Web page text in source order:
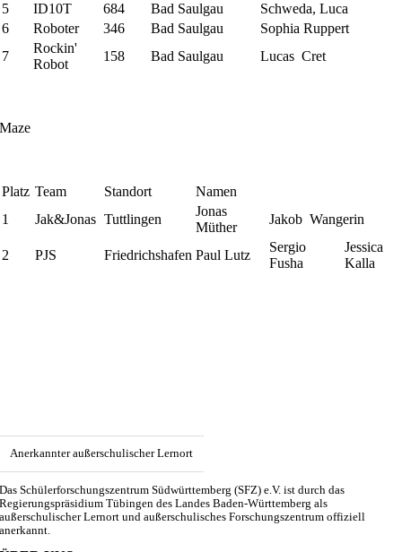
5
ID10T 684 Bad Saulgau
Schweda, Luca
6
Roboter 346 Bad Saulgau
Sophia Ruppert
7
Rockin'
Robot
158 Bad Saulgau Lucas Cret
Maze
Platz Team Standort
Namen
1
Jak&Jonas Tuttlingen
Jonas
Müther
Jakob Wangerin
2 PJS Friedrichshafen Paul Lutz
Sergio
Fusha
Jessica
Kalla
Anerkannter außerschulischer Lernort
Das Schülerforschungszentrum Südwürttemberg (SFZ) e.V. ist durch das
Regierungspräsidium Tübingen des Landes Baden-Württemberg als
außerschulischer Lernort und außerschulisches Forschungszentrum offiziell
anerkannt.